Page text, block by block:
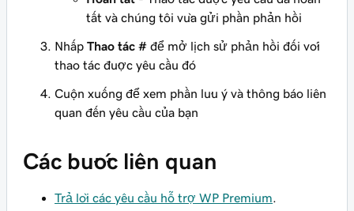
tất và chúng tôi vừa gửi phần phản hồi
Nhấp Thao tác # để mở lịch sử phản hồi đối với
thao tác được yêu cầu đó
Cuộn xuống để xem phần lưu ý và thông báo liên
quan đến yêu cầu của bạn
Các bước liên quan
Trả lời các yêu cầu hỗ trợ WP Premium